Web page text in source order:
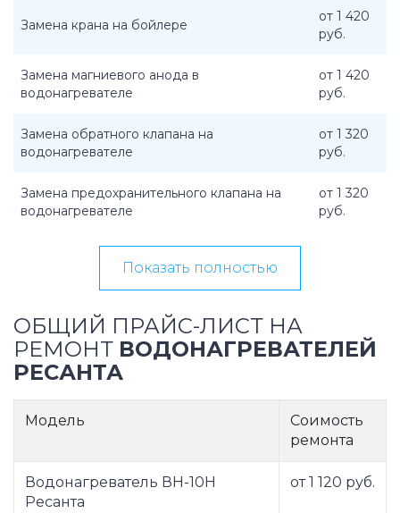
Замена крана на бойлере
от 1 420
руб.
Замена магниевого анода в
водонагревателе
от 1 420
руб.
Замена обратного клапана на
водонагревателе
от 1 320
руб.
Замена предохранительного клапана на
водонагревателе
от 1 320
руб.
Показать полностью
ОБЩИЙ ПРАЙС-ЛИСТ НА
РЕМОНТ ВОДОНАГРЕВАТЕЛЕЙ
РЕСАНТА
Модель
Соимость
ремонта
Водонагреватель ВН-10Н
Ресанта
от 1 120 руб.